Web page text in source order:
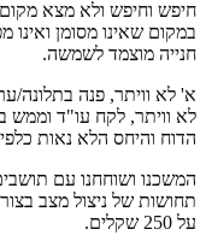
חיפש וחיפש ולא מצא מקום
במקום שאינו מסומן ואינו
חנייה מוצמד לשמשה.
א' לא וויתר, פנה בתלונה/
לא וויתר, לקח עו"ד וממש
הדוח והיחס הלא נאות
המשכנו ושוחחנו עם
תחושות של ניצול מצב
על 250 שקלים.